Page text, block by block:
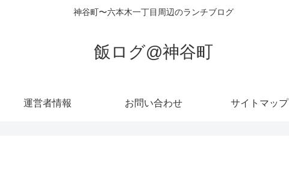
神谷町〜六本木一丁目周辺のランチブログ
飯ログ@神谷町
運営者情報 お問い合わせ サイトマップ